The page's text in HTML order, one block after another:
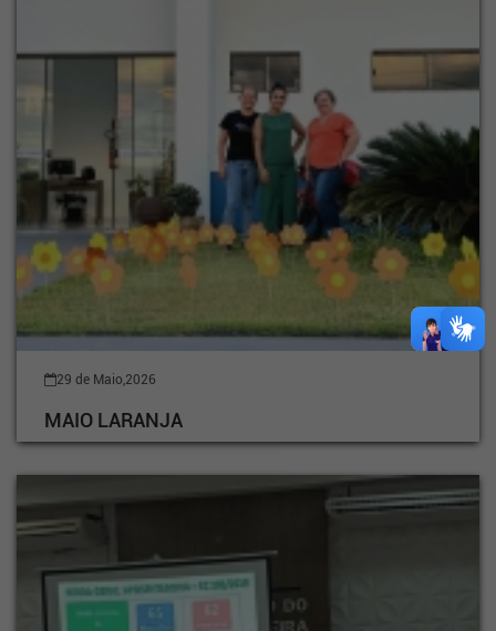
29 de Maio,2026
MAIO LARANJA